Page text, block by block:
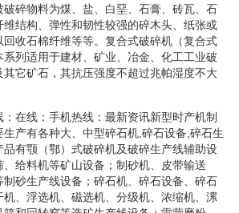
破碎物料为煤、盐、白堊、石膏、砖瓦、石
结构、弹性和韧性较强的碎木头、纸张或
收石棉纤维等等。复合式破碎机（复合式
列适用于建材、矿业、冶金、化工工业破
它矿石，其抗压强度不超过兆帕湿度不大
在线：手机热线：最新资讯新型时产机制
产有各种大、中型碎石机,碎石设备,碎石生
有颚（鄂）式破碎机及破碎生产线辅助设
给料机等矿山设备；制砂机、皮带输送
砂生产线设备；碎石机、碎石设备、碎石
、浮选机、磁选机、分级机、浓缩机、漯